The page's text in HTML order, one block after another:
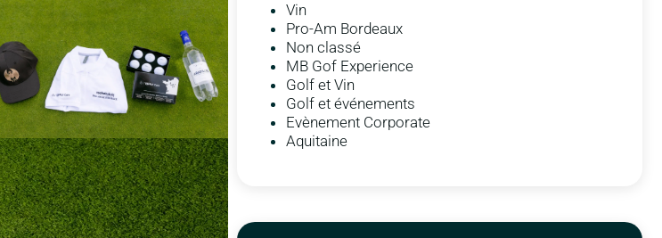
Vin
Pro-Am Bordeaux
Non classé
MB Gof Experience
Golf et Vin
Golf et événements
Evènement Corporate
Aquitaine